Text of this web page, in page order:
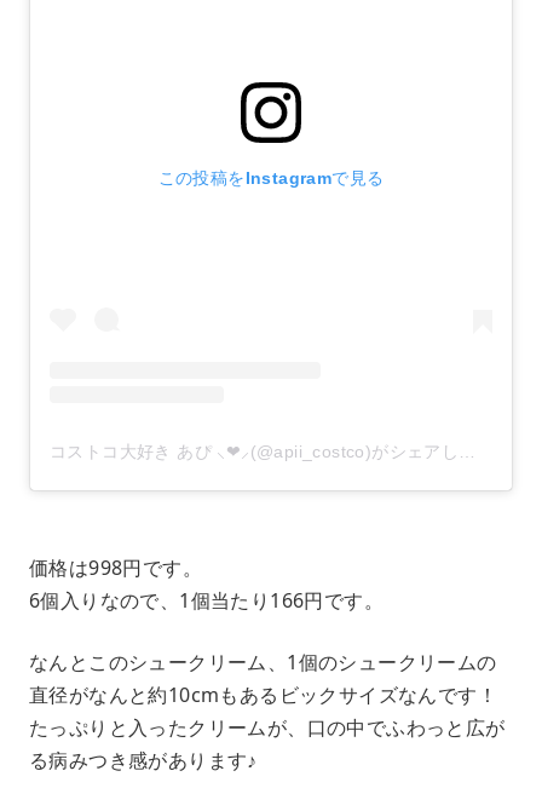
この投稿をInstagramで見る
価格は998円です。
6個入りなので、1個当たり166円です。
なんとこのシュークリーム、1個のシュークリームの
直径がなんと約10cmもあるビックサイズなんです！
たっぷりと入ったクリームが、口の中でふわっと広が
る病みつき感があります♪